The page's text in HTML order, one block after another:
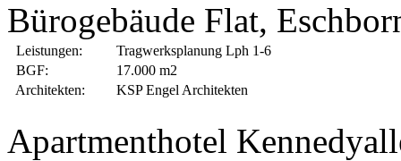
Bürogebäude Flat,
Leistungen:
Tragwerksplanung Lph 1-6
BGF:
17.000 m2
Architekten:
KSP Engel Architekten
Apartmenthotel